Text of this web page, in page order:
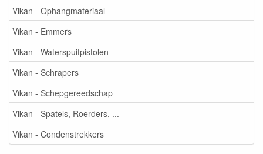
Vikan - Ophangmateriaal
Vikan - Emmers
Vikan - Waterspuitpistolen
Vikan - Schrapers
Vikan - Schepgereedschap
Vikan - Spatels, Roerders, ...
Vikan - Condenstrekkers